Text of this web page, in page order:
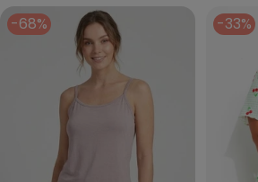
-68%
-33%